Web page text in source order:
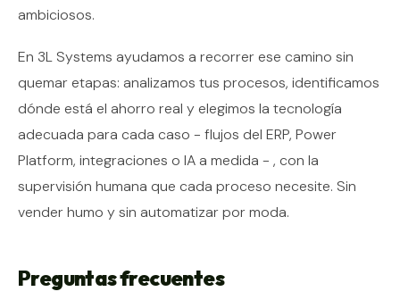
ambiciosos.
En 3L Systems ayudamos a recorrer ese camino sin
quemar etapas: analizamos tus procesos, identificamos
dónde está el ahorro real y elegimos la tecnología
adecuada para cada caso - flujos del ERP, Power
Platform, integraciones o IA a medida - , con la
supervisión humana que cada proceso necesite. Sin
vender humo y sin automatizar por moda.
Preguntas frecuentes